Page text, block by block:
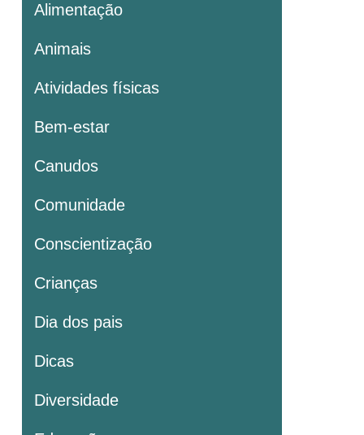
Alimentação
Animais
Atividades físicas
Bem-estar
Canudos
Comunidade
Conscientização
Crianças
Dia dos pais
Dicas
Diversidade